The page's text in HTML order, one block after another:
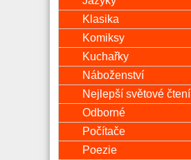
Klasika
Komiksy
Kuchařky
Náboženství
Nejlepší světové čtení
Odborné
Počítače
Poezie